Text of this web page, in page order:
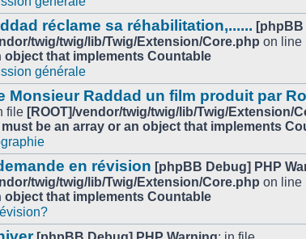
réclame sa réhabilitation,...... [phpBB
twig/twig/lib/Twig/Extension/Core.php on line
object that implements Countable
générale
Monsieur Raddad un film produit par
file [ROOT]/vendor/twig/twig/lib/Twig/Extension/
must be an array or an object that implements
en révision [phpBB Debug] PHP
twig/twig/lib/Twig/Extension/Core.php on line
object that implements Countable